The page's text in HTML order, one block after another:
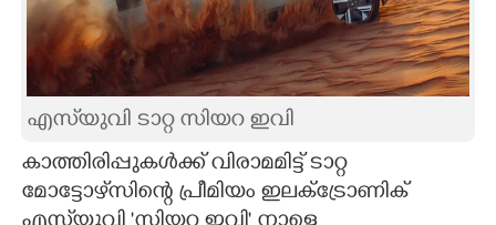
ART
ASTRO
CARTOONS
LITERATURE
എസ്‌യുവി ടാറ്റ സിയറ ഇവി
കാത്തിരിപ്പുകൾക്ക് വിരാമമിട്ട് ടാറ്റ
മോട്ടോഴ്‌സിന്റെ പ്രീമിയം ഇലക്ട്രോണിക്